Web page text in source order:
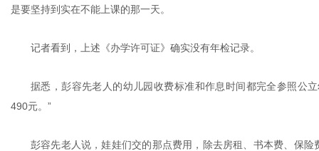
是要坚持到实在不能上课的那一天。
记者看到，上述《办学许可证》确实没有年检记录。
据悉，彭容先老人的幼儿园收费标准和作息时间都完全参照公
490元。”
彭容先老人说，娃娃们交的那点费用，除去房租、书本费、保